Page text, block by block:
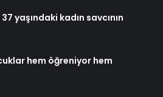
yaşındaki kadın savcının
hem öğreniyor hem